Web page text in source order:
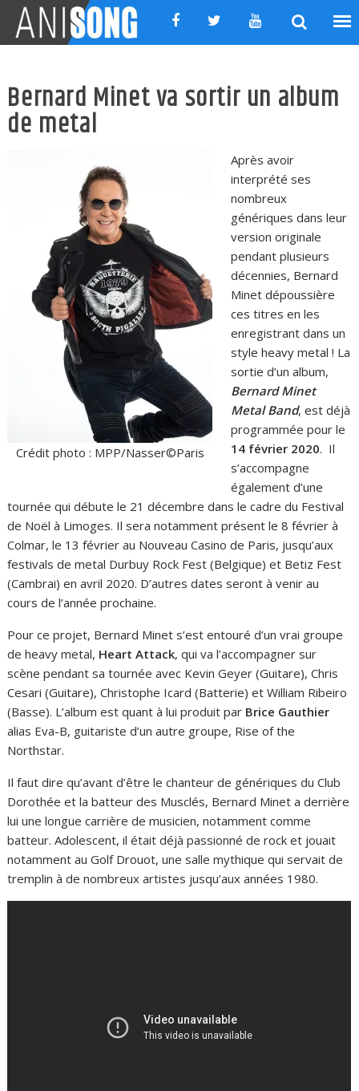
content
Bernard Minet va sortir un album
de metal
Crédit photo : MPP/Nasser©Paris
Après avoir
interprété ses
nombreux
génériques dans leur
version originale
pendant plusieurs
décennies, Bernard
Minet dépoussière
ces titres en les
enregistrant dans un
style heavy metal ! La
sortie d’un album,
Bernard Minet
Metal Band, est déjà
programmée pour le
14 février 2020. Il
s’accompagne
également d’une
tournée qui débute le 21 décembre dans le cadre du Festival
de Noël à Limoges. Il sera notamment présent le 8 février à
Colmar, le 13 février au Nouveau Casino de Paris, jusqu’aux
festivals de metal Durbuy Rock Fest (Belgique) et Betiz Fest
(Cambrai) en avril 2020. D’autres dates seront à venir au
cours de l’année prochaine.
Pour ce projet, Bernard Minet s’est entouré d’un vrai groupe
de heavy metal, Heart Attack, qui va l’accompagner sur
scène pendant sa tournée avec Kevin Geyer (Guitare), Chris
Cesari (Guitare), Christophe Icard (Batterie) et William Ribeiro
(Basse). L’album est quant à lui produit par Brice Gauthier
alias Eva-B, guitariste d’un autre groupe, Rise of the
Northstar.
Il faut dire qu’avant d’être le chanteur de génériques du Club
Dorothée et la batteur des Musclés, Bernard Minet a derrière
lui une longue carrière de musicien, notamment comme
batteur. Adolescent, il était déjà passionné de rock et jouait
notamment au Golf Drouot, une salle mythique qui servait de
tremplin à de nombreux artistes jusqu’aux années 1980.